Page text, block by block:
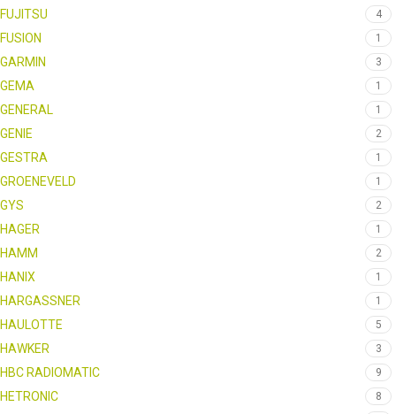
FUJITSU 4
FUSION 1
GARMIN 3
GEMA 1
GENERAL 1
GENIE 2
GESTRA 1
GROENEVELD 1
GYS 2
HAGER 1
HAMM 2
HANIX 1
HARGASSNER 1
HAULOTTE 5
HAWKER 3
HBC RADIOMATIC 9
HETRONIC 8